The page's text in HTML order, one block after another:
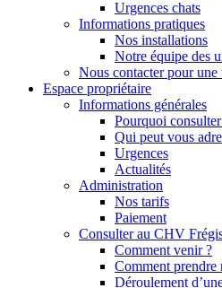
Urgences chats
Informations pratiques
Nos installations
Notre équipe des
Nous contacter pour une
Espace propriétaire
Informations générales
Pourquoi
Qui peut vous
Urgences
Actualités
Administration
Nos tarifs
Paiement
Consulter au CHV
Comment venir ?
Comment prendre
Déroulement